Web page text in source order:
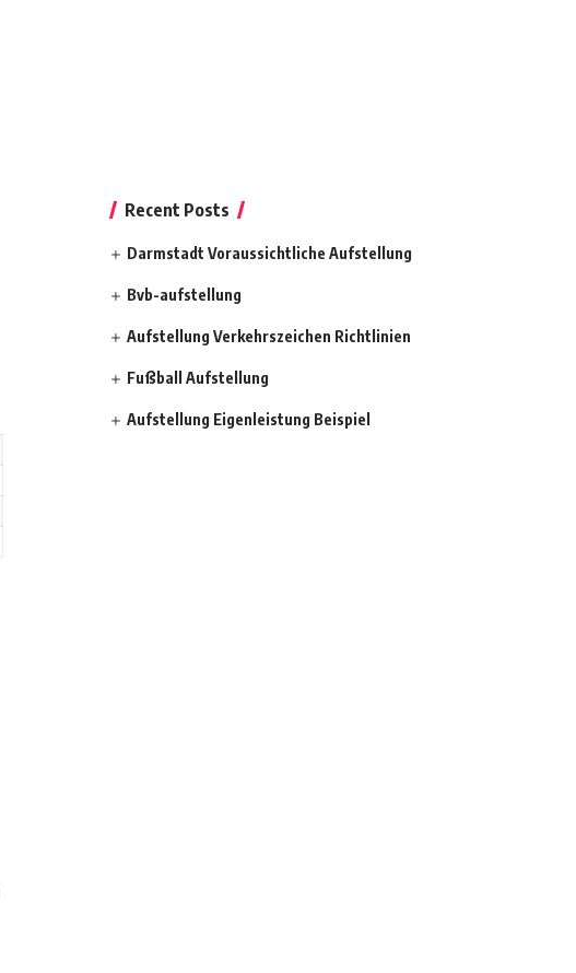
Recent Posts
Darmstadt Voraussichtliche Aufstellung
Bvb-aufstellung
Aufstellung Verkehrszeichen Richtlinien
Fußball Aufstellung
Aufstellung Eigenleistung Beispiel